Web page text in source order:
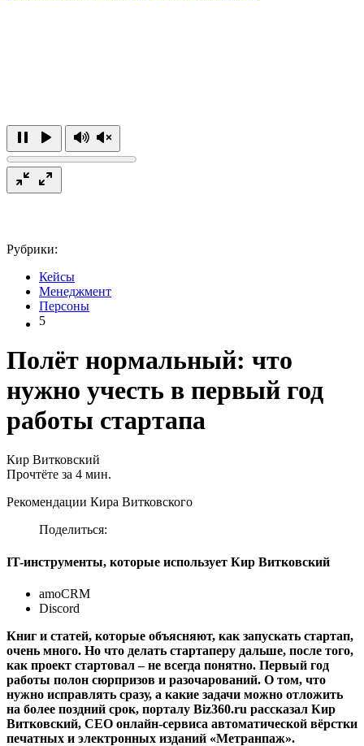
Рубрики:
Кейсы
Менеджмент
Персоны
5
Полёт нормальный: что
нужно учесть в первый год
работы стартапа
Кир Витковский
Прочтёте за 4 мин.
Рекомендации Кира Витковского
Поделиться:
IT-инструменты, которые использует Кир Витковский
amoCRM
Discord
Книг и статей, которые объясняют, как запускать стартап,
очень много. Но что делать стартаперу дальше, после того,
как проект стартовал – не всегда понятно. Первый год
работы полон сюрпризов и разочарований. О том, что
нужно исправлять сразу, а какие задачи можно отложить
на более поздний срок, порталу Biz360.ru рассказал Кир
Витковский, CEO онлайн-сервиса автоматической вёрстки
печатных и электронных изданий «Метранпаж».